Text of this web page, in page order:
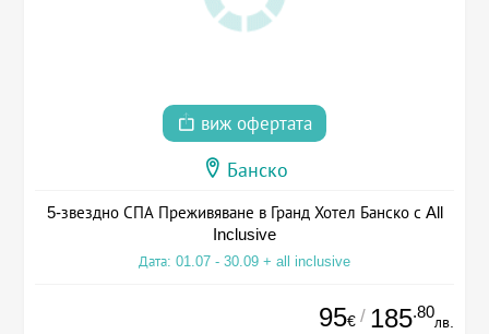
виж офертата
Банско
5-звездно СПА Преживяване в Гранд Хотел Банско с All
Inclusive
Дата: 01.07 - 30.09 + all inclusive
95€ / 185.80
лв.